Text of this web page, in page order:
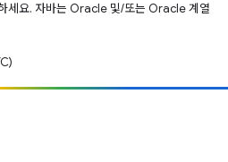
세요. 자바는 Oracle 및/또는 Oracle 계열